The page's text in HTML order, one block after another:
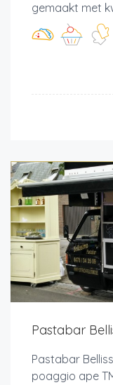
gemaakt met
Pastabar
Pastabar
poaggio ape